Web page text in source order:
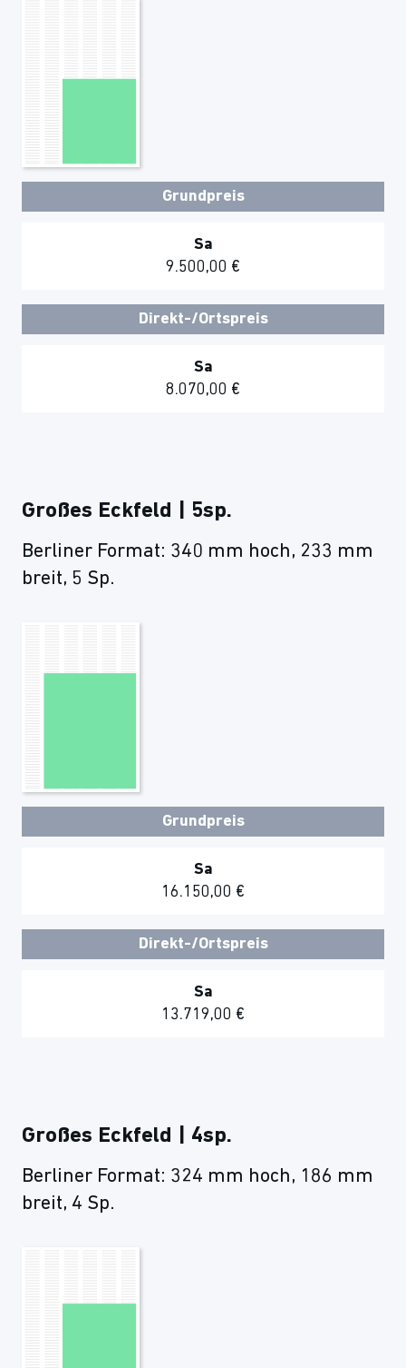
Grundpreis
Sa
9.500,00 €
Direkt-/Ortspreis
Sa
8.070,00 €
Großes Eckfeld | 5sp.
Berliner Format: 340 mm hoch, 233 mm
breit, 5 Sp.
Grundpreis
Sa
16.150,00 €
Direkt-/Ortspreis
Sa
13.719,00 €
Großes Eckfeld | 4sp.
Berliner Format: 324 mm hoch, 186 mm
breit, 4 Sp.